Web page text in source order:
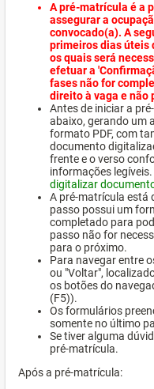
A pré-matrícula é a
assegurar a
convocado(a). A
primeiros dias úteis
os quais será
efetuar a
fases não for
direito à vaga e não
Antes de iniciar a
abaixo, gerando um
formato PDF, com
documento
frente e o verso
informações legíveis.
digitalizar
A pré-matrícula está
passo possui um
completado para
passo não for
para o próximo.
Para navegar entre
ou "Voltar",
os botões do
(F5)).
Os formulários
somente no último
Se tiver alguma
pré-matrícula.
Após a pré-matrícula: